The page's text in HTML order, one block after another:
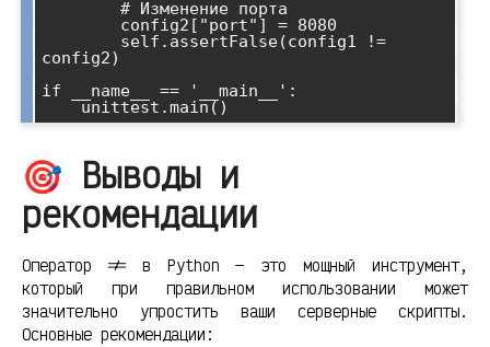
config2)
if __name__ == '__main__':
🎯 Выводы и
рекомендации
Оператор != в Python — это мощный инструмент,
который при правильном использовании может
значительно упростить ваши серверные скрипты.
Основные рекомендации: